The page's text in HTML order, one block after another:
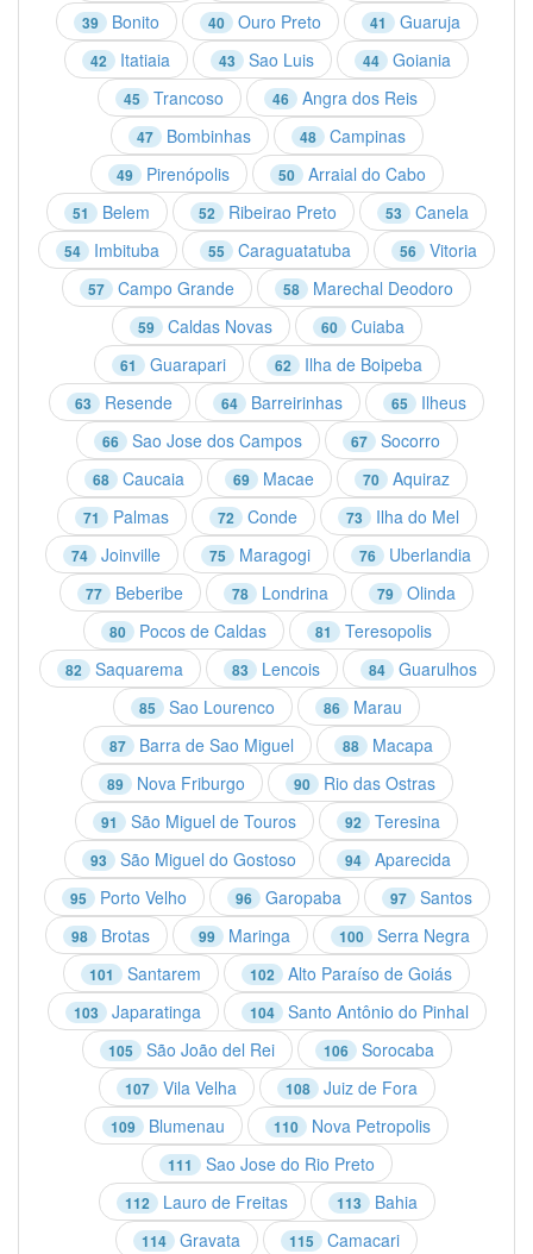
39 Bonito 40 Ouro Preto 41 Guaruja
42 Itatiaia 43 Sao Luis 44 Goiania
45 Trancoso 46 Angra dos Reis
47 Bombinhas 48 Campinas
49 Pirenópolis 50 Arraial do Cabo
51 Belem 52 Ribeirao Preto 53 Canela
54 Imbituba 55 Caraguatatuba 56 Vitoria
57 Campo Grande 58 Marechal Deodoro
59 Caldas Novas 60 Cuiaba
61 Guarapari 62 Ilha de Boipeba
63 Resende 64 Barreirinhas 65 Ilheus
66 Sao Jose dos Campos 67 Socorro
68 Caucaia 69 Macae 70 Aquiraz
71 Palmas 72 Conde 73 Ilha do Mel
74 Joinville 75 Maragogi 76 Uberlandia
77 Beberibe 78 Londrina 79 Olinda
80 Pocos de Caldas 81 Teresopolis
82 Saquarema 83 Lencois 84 Guarulhos
85 Sao Lourenco 86 Marau
87 Barra de Sao Miguel 88 Macapa
89 Nova Friburgo 90 Rio das Ostras
91 São Miguel de Touros 92 Teresina
93 São Miguel do Gostoso 94 Aparecida
95 Porto Velho 96 Garopaba 97 Santos
98 Brotas 99 Maringa 100 Serra Negra
101 Santarem 102 Alto Paraíso de Goiás
103 Japaratinga 104 Santo Antônio do Pinhal
105 São João del Rei 106 Sorocaba
107 Vila Velha 108 Juiz de Fora
109 Blumenau 110 Nova Petropolis
111 Sao Jose do Rio Preto
112 Lauro de Freitas 113 Bahia
114 Gravata 115 Camacari